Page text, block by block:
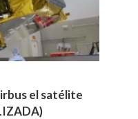
el satélite